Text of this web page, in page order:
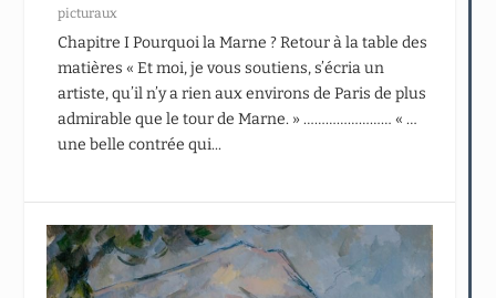
picturaux
Chapitre I Pourquoi la Marne ? Retour à la table des
matières « Et moi, je vous soutiens, s’écria un
artiste, qu’il n’y a rien aux environs de Paris de plus
admirable que le tour de Marne. » …………………… « …
une belle contrée qui...